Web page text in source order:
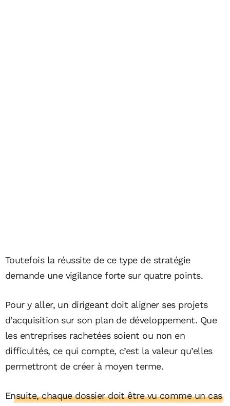
Toutefois la réussite de ce type de stratégie
demande une vigilance forte sur quatre points.
Pour y aller, un dirigeant doit aligner ses projets
d’acquisition sur son plan de développement. Que
les entreprises rachetées soient ou non en
difficultés, ce qui compte, c’est la valeur qu’elles
permettront de créer à moyen terme.
Ensuite, chaque dossier doit être vu comme un cas